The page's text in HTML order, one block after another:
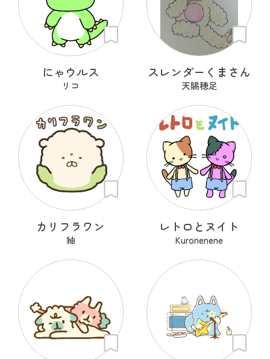
にゃウルス
リコ
スレンダーくまさん
天賜穂足
カリフラワン
紬
レトロとヌイト
Kuronenene